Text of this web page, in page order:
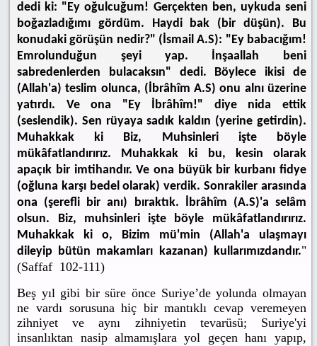
dedi ki: "Ey oğulcuğum! Gerçekten ben, uykuda seni
boğazladığımı gördüm. Haydi bak (bir düşün). Bu
konudaki görüşün nedir?" (İsmail A.S): "Ey babacığım!
Emrolunduğun şeyi yap. İnşaallah beni
sabredenlerden bulacaksın" dedi. Böylece ikisi de
(Allah'a) teslim olunca, (İbrâhîm A.S) onu alnı üzerine
yatırdı. Ve ona "Ey İbrâhîm!" diye nida ettik
(seslendik). Sen rüyaya sadık kaldın (yerine getirdin).
Muhakkak ki Biz, Muhsinleri işte böyle
mükâfatlandırırız. Muhakkak ki bu, kesin olarak
apaçık bir imtihandır. Ve ona büyük bir kurbanı fidye
(oğluna karşı bedel olarak) verdik. Sonrakiler arasında
ona (şerefli bir anı) bıraktık. İbrâhîm (A.S)'a selâm
olsun. Biz, muhsinleri işte böyle mükâfatlandırırız.
Muhakkak ki o, Bizim mü'min (Allah'a ulaşmayı
dileyip bütün makamları kazanan) kullarımızdandır."
(Saffaf 102-111)
Beş yıl gibi bir süre önce Suriye’de yolunda olmayan
ne vardı sorusuna hiç bir mantıklı cevap veremeyen
zihniyet ve aynı zihniyetin tevarüsü; Suriye'yi
insanlıktan nasip almamışlara yol geçen hanı yapıp,